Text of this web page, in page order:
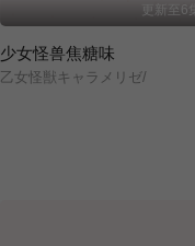
更新至6集
少女怪兽焦糖味
乙女怪獣キャラメリゼ/